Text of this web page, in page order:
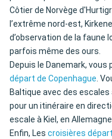
Côtier de Norvège
l’extrême nord-est,
d’observation de la faune
parfois même des ours.
Depuis le Danemark,
départ de Copenhague .
Baltique avec des
pour un itinéraire en
escale à Kiel, en Allemagne.
Enfin, Les croisières